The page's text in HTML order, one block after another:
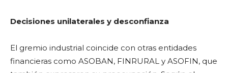
Decisiones unilaterales y desconfianza
El gremio industrial coincide con otras entidades
financieras como ASOBAN, FINRURAL y ASOFIN, que